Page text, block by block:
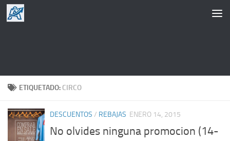
Saltar al contenido
ETIQUETADO: CIRCO
DESCUENTOS / REBAJAS ENERO 14, 2015
No olvides ninguna promocion (14-